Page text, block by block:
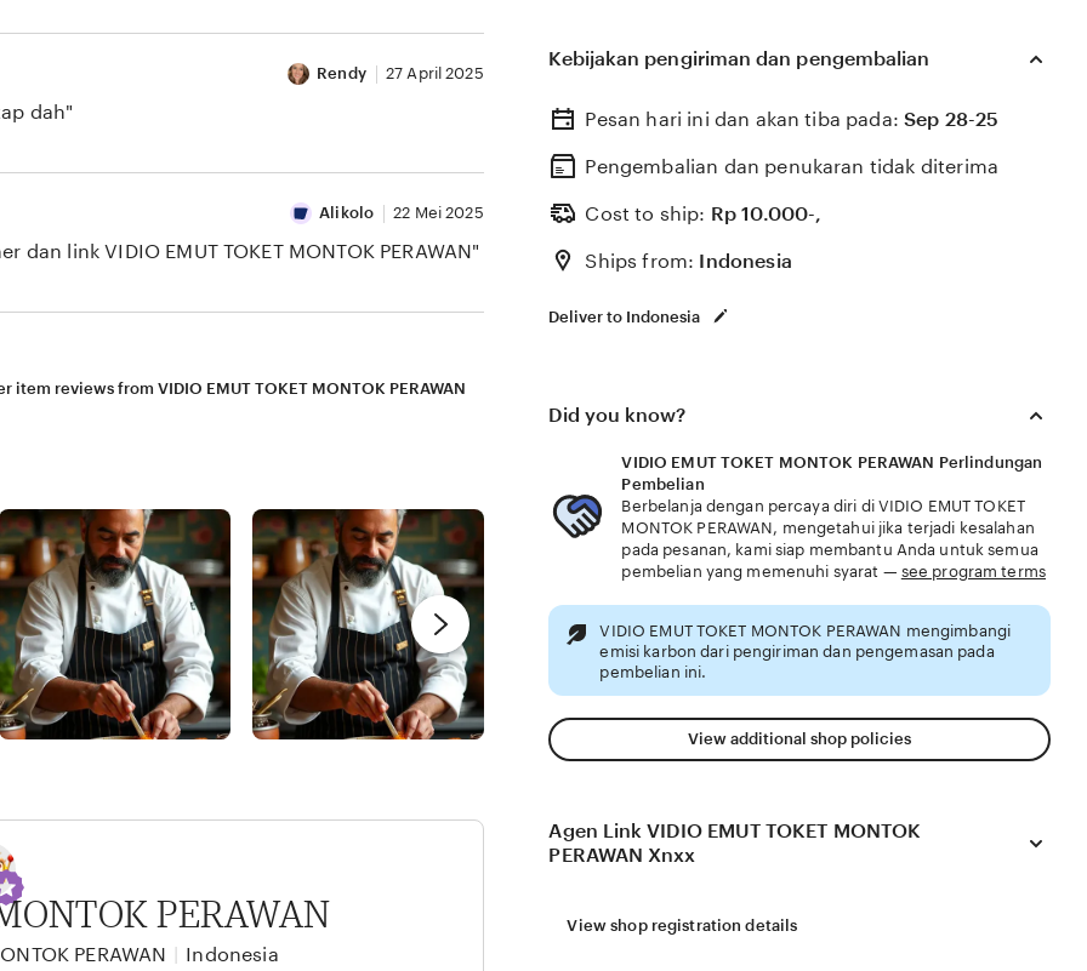
Kebijakan pengiriman dan pengembalian
Pesan hari ini dan akan tiba pada:Sep 28-25
Pengembalian dan penukaran tidak diterima
Cost to ship: Rp 10.000-,
Ships from: Indonesia
Deliver to Indonesia
Did you know?
VIDIO EMUT TOKET MONTOK PERAWAN Perlindungan
Pembelian
Berbelanja dengan percaya diri di VIDIO EMUT TOKET
MONTOK PERAWAN, mengetahui jika terjadi kesalahan
pada pesanan, kami siap membantu Anda untuk semua
pembelian yang memenuhi syarat — see program terms
VIDIO EMUT TOKET MONTOK PERAWAN mengimbangi
emisi karbon dari pengiriman dan pengemasan pada
pembelian ini.
View additional shop policies
Agen Link VIDIO EMUT TOKET MONTOK
PERAWAN Xnxx
View shop registration details
Rendy 27 April 2025
dah"
Alikolo 22 Mei 2025
link VIDIO EMUT TOKET MONTOK PERAWAN"
item reviews from VIDIO EMUT TOKET MONTOK PERAWAN
PERAWAN
PERAWAN
Indonesia